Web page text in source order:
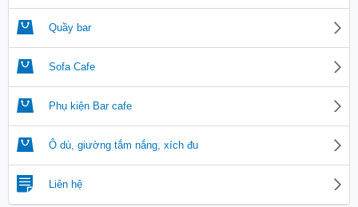
Quầy bar
Sofa Cafe
Phụ kiện Bar cafe
Ô dù, giường tắm nắng, xích đu
Liên hệ